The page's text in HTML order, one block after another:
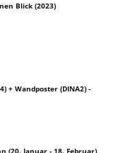
Blick (2023)
+ Wandposter (DINA2) -
(20. Januar - 18. Februar)